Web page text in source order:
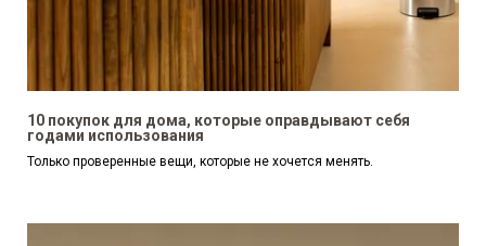
10 покупок для дома, которые оправдывают себя
годами использования
Только проверенные вещи, которые не хочется менять.